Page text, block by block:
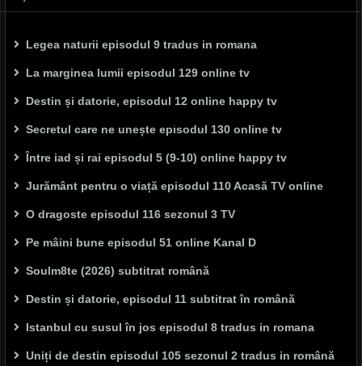
Legea naturii episodul 9 tradus in romana
La marginea lumii episodul 129 online tv
Destin și datorie, episodul 12 online happy tv
Secretul care ne unește episodul 130 online tv
Între iad și rai episodul 5 (9-10) online happy tv
Jurământ pentru o viață episodul 110 Acasă TV online
O dragoste episodul 116 sezonul 3 TV
Pe mâini bune episodul 51 online Kanal D
Soulm8te (2026) subtitrat română
Destin și datorie, episodul 11 subtitrat în română
Istanbul cu susul în jos episodul 8 tradus in romana
Uniți de destin episodul 105 sezonul 2 tradus in română